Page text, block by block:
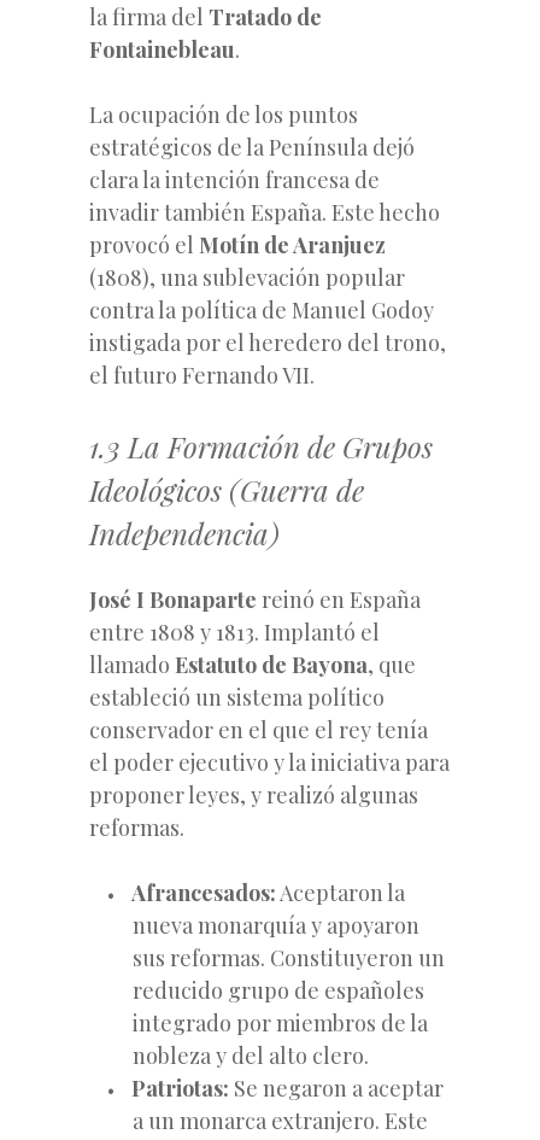
la firma del Tratado de
Fontainebleau.
La ocupación de los puntos
estratégicos de la Península dejó
clara la intención francesa de
invadir también España. Este hecho
provocó el Motín de Aranjuez
(1808), una sublevación popular
contra la política de Manuel Godoy
instigada por el heredero del trono,
el futuro Fernando VII.
1.3 La Formación de Grupos
Ideológicos (Guerra de
Independencia)
José I Bonaparte reinó en España
entre 1808 y 1813. Implantó el
llamado Estatuto de Bayona, que
estableció un sistema político
conservador en el que el rey tenía
el poder ejecutivo y la iniciativa para
proponer leyes, y realizó algunas
reformas.
Afrancesados:Aceptaron la
nueva monarquía y apoyaron
sus reformas. Constituyeron un
reducido grupo de españoles
integrado por miembros de la
nobleza y del alto clero.
Patriotas: Se negaron a aceptar
a un monarca extranjero. Este